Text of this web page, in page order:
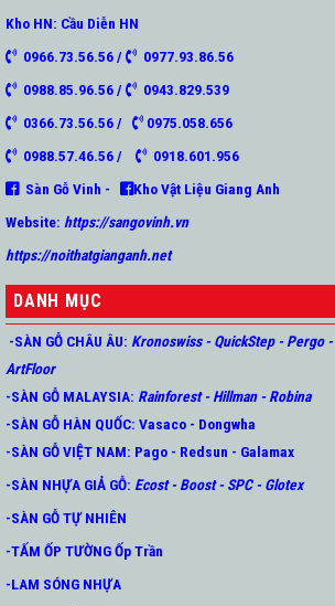
Kho HN: Cầu Diễn HN
0966.73.56.56 /
0977.93.86.56
0988.85.96.56 /
0943.829.539
0366.73.56.56 /
0975.058.656
0988.57.46.56 /
0918.601.956
Sàn Gỗ Vinh -
Kho Vật Liệu Giang Anh
Website: https://sangovinh.vn
https://noithatgianganh.net
DANH MỤC
-SÀN GỖ CHÂU ÂU: Kronoswiss-QuickStep-Pergo-
ArtFloor
-SÀN GỖ MALAYSIA: Rainforest-Hillman-Robina
-SÀN GỖ HÀN QUỐC: Vasaco - Dongwha
-SÀN GỖ VIỆT NAM: Pago - Redsun - Galamax
-SÀN NHỰA GIẢ GỖ: Ecost-Boost-SPC-Glotex
-SÀN GỖ TỰ NHIÊN
-TẤM ỐP TƯỜNG Ốp Trần
-LAM SÓNG NHỰA